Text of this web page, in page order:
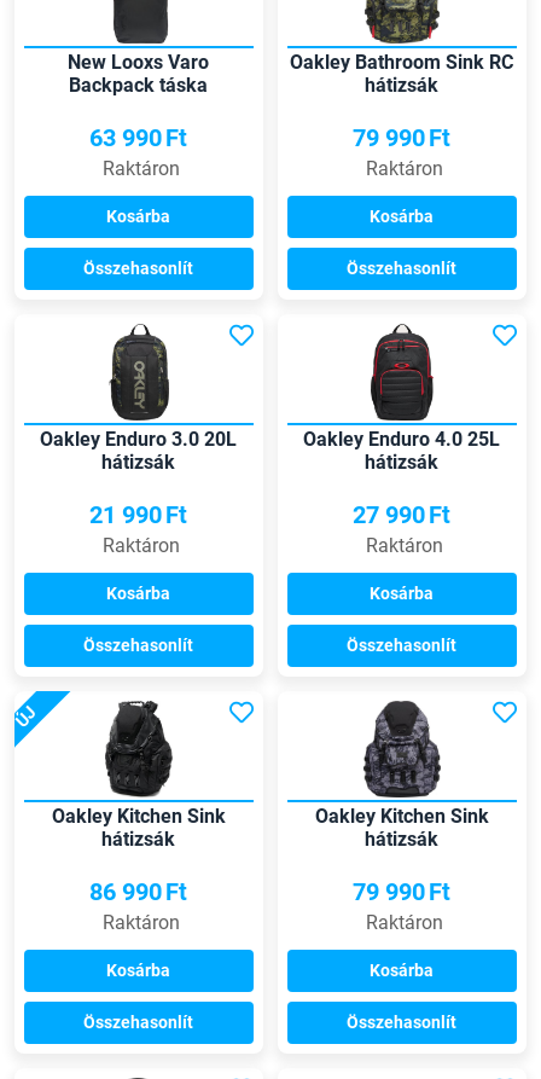
New Looxs Varo
Backpack táska
63 990Ft
Raktáron
Kosárba
Összehasonlít
Oakley Bathroom Sink RC
hátizsák
79 990Ft
Raktáron
Kosárba
Összehasonlít
Oakley Enduro 3.0 20L
hátizsák
21 990Ft
Raktáron
Kosárba
Összehasonlít
Oakley Enduro 4.0 25L
hátizsák
27 990Ft
Raktáron
Kosárba
Összehasonlít
ÚJ
Oakley Kitchen Sink
hátizsák
86 990Ft
Raktáron
Kosárba
Összehasonlít
Oakley Kitchen Sink
hátizsák
79 990Ft
Raktáron
Kosárba
Összehasonlít